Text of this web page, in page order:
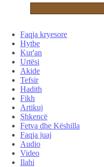
Faqja kryesore
Hytbe
Kur'an
Urtësi
Akide
Tefsir
Hadith
Fikh
Artikuj
Shkencë
Fetva dhe Këshilla
Faqja juaj
Audio
Video
Ilahi